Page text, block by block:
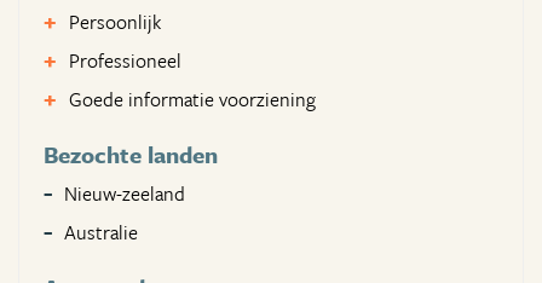
Persoonlijk
Professioneel
Goede informatie voorziening
Bezochte landen
Nieuw-zeeland
Australie